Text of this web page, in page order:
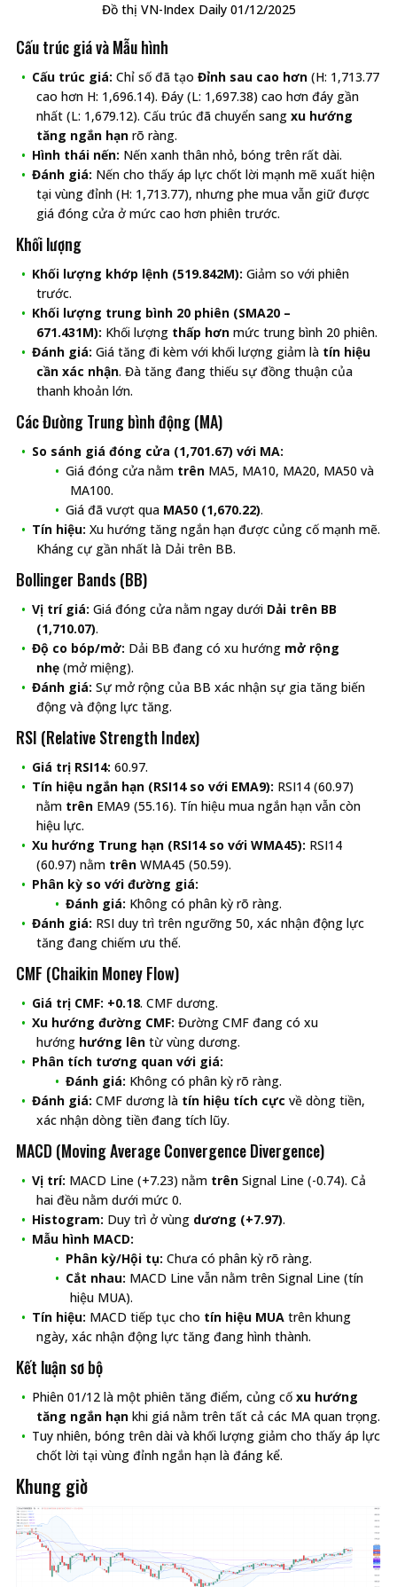
Đồ thị VN-Index Daily 01/12/2025
Cấu trúc giá và Mẫu hình
Cấu trúc giá: Chỉ số đã tạo Đỉnh sau cao hơn (H: 1,713.77
cao hơn H: 1,696.14). Đáy (L: 1,697.38) cao hơn đáy gần
nhất (L: 1,679.12). Cấu trúc đã chuyển sang xu hướng
tăng ngắn hạn rõ ràng.
Hình thái nến: Nến xanh thân nhỏ, bóng trên rất dài.
Đánh giá: Nến cho thấy áp lực chốt lời mạnh mẽ xuất hiện
tại vùng đỉnh (H: 1,713.77), nhưng phe mua vẫn giữ được
giá đóng cửa ở mức cao hơn phiên trước.
Khối lượng
Khối lượng khớp lệnh (519.842M): Giảm so với phiên
trước.
Khối lượng trung bình 20 phiên (SMA20 –
671.431M): Khối lượng thấp hơn mức trung bình 20 phiên.
Đánh giá: Giá tăng đi kèm với khối lượng giảm là tín hiệu
cần xác nhận. Đà tăng đang thiếu sự đồng thuận của
thanh khoản lớn.
Các Đường Trung bình động (MA)
So sánh giá đóng cửa (1,701.67) với MA:
Giá đóng cửa nằm trên MA5, MA10, MA20, MA50 và
MA100.
Giá đã vượt qua MA50 (1,670.22).
Tín hiệu: Xu hướng tăng ngắn hạn được củng cố mạnh mẽ.
Kháng cự gần nhất là Dải trên BB.
Bollinger Bands (BB)
Vị trí giá: Giá đóng cửa nằm ngay dưới Dải trên BB
(1,710.07).
Độ co bóp/mở: Dải BB đang có xu hướng mở rộng
nhẹ (mở miệng).
Đánh giá: Sự mở rộng của BB xác nhận sự gia tăng biến
động và động lực tăng.
RSI (Relative Strength Index)
Giá trị RSI14: 60.97.
Tín hiệu ngắn hạn (RSI14 so với EMA9): RSI14 (60.97)
nằm trên EMA9 (55.16). Tín hiệu mua ngắn hạn vẫn còn
hiệu lực.
Xu hướng Trung hạn (RSI14 so với WMA45): RSI14
(60.97) nằm trên WMA45 (50.59).
Phân kỳ so với đường giá:
Đánh giá: Không có phân kỳ rõ ràng.
Đánh giá: RSI duy trì trên ngưỡng 50, xác nhận động lực
tăng đang chiếm ưu thế.
CMF (Chaikin Money Flow)
Giá trị CMF: +0.18. CMF dương.
Xu hướng đường CMF: Đường CMF đang có xu
hướng hướng lên từ vùng dương.
Phân tích tương quan với giá:
Đánh giá: Không có phân kỳ rõ ràng.
Đánh giá: CMF dương là tín hiệu tích cực về dòng tiền,
xác nhận dòng tiền đang tích lũy.
MACD (Moving Average Convergence Divergence)
Vị trí: MACD Line (+7.23) nằm trên Signal Line (-0.74). Cả
hai đều nằm dưới mức 0.
Histogram: Duy trì ở vùng dương (+7.97).
Mẫu hình MACD:
Phân kỳ/Hội tụ: Chưa có phân kỳ rõ ràng.
Cắt nhau: MACD Line vẫn nằm trên Signal Line (tín
hiệu MUA).
Tín hiệu: MACD tiếp tục cho tín hiệu MUA trên khung
ngày, xác nhận động lực tăng đang hình thành.
Kết luận sơ bộ
Phiên 01/12 là một phiên tăng điểm, củng cố xu hướng
tăng ngắn hạn khi giá nằm trên tất cả các MA quan trọng.
Tuy nhiên, bóng trên dài và khối lượng giảm cho thấy áp lực
chốt lời tại vùng đỉnh ngắn hạn là đáng kể.
Khung giờ